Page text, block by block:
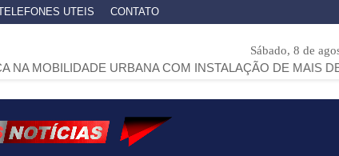
UTEIS CONTATO
Sábado, 8 de
URBANA COM INSTALAÇÃO DE MAIS DE 40